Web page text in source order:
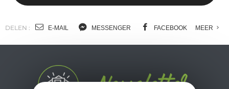
DELEN : E-MAIL MESSENGER FACEBOOK MEER